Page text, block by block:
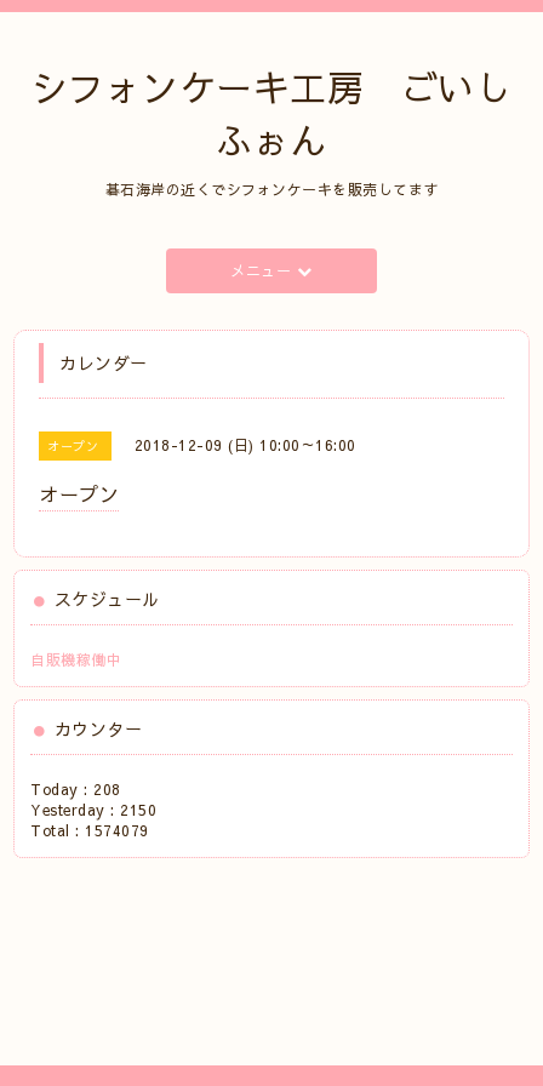
シフォンケーキ工房 ごいし
ふぉん
碁石海岸の近くでシフォンケーキを販売してます
メニュー
カレンダー
オープン 2018-12-09 (日) 10:00～16:00
オープン
スケジュール
自販機稼働中
カウンター
Today : 208
Yesterday : 2150
Total : 1574079